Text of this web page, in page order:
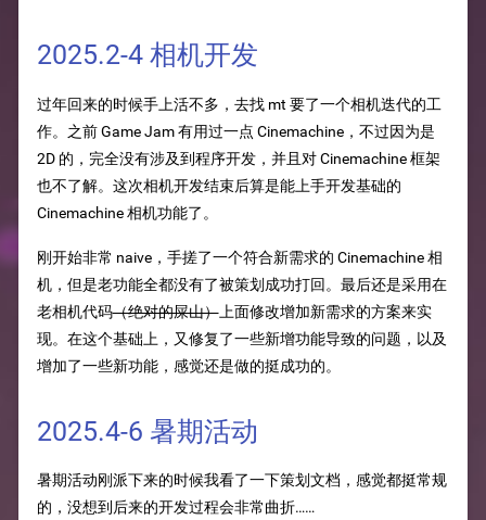
2025.2-4 相机开发
过年回来的时候手上活不多，去找 mt 要了一个相机迭代的工
作。之前 Game Jam 有用过一点 Cinemachine，不过因为是
2D 的，完全没有涉及到程序开发，并且对 Cinemachine 框架
也不了解。这次相机开发结束后算是能上手开发基础的
Cinemachine 相机功能了。
刚开始非常 naive，手搓了一个符合新需求的 Cinemachine 相
机，但是老功能全都没有了被策划成功打回。最后还是采用在
老相机代码（绝对的屎山）上面修改增加新需求的方案来实
现。在这个基础上，又修复了一些新增功能导致的问题，以及
增加了一些新功能，感觉还是做的挺成功的。
2025.4-6 暑期活动
暑期活动刚派下来的时候我看了一下策划文档，感觉都挺常规
的，没想到后来的开发过程会非常曲折……